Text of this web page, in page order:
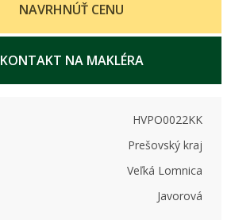
NAVRHNÚŤ CENU
KONTAKT NA MAKLÉRA
HVPO0022KK
Prešovský kraj
Veľká Lomnica
Javorová